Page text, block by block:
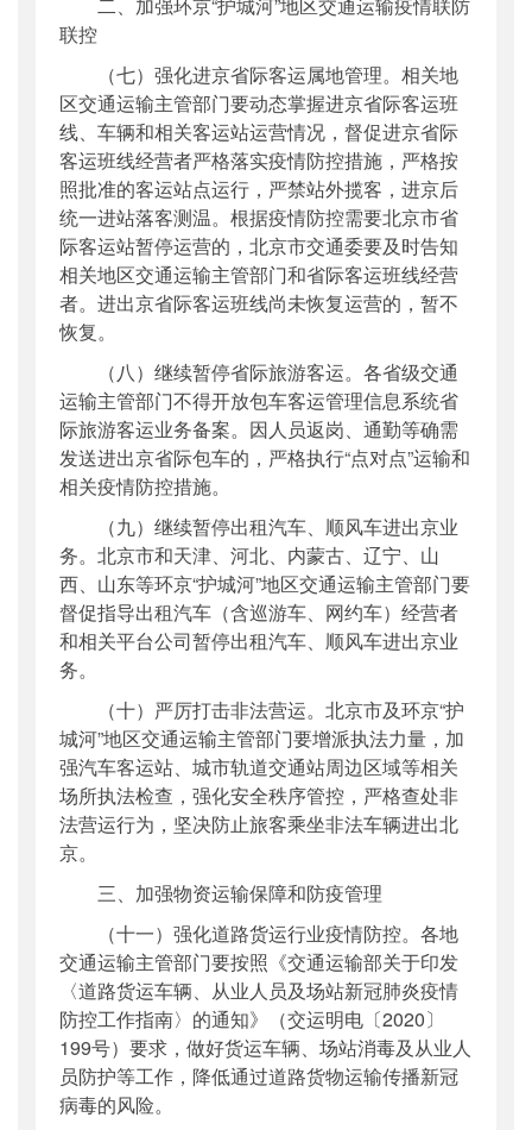
二、加强环京“护城河”地区交通运输疫情联防
联控
（七）强化进京省际客运属地管理。相关地
区交通运输主管部门要动态掌握进京省际客运班
线、车辆和相关客运站运营情况，督促进京省际
客运班线经营者严格落实疫情防控措施，严格按
照批准的客运站点运行，严禁站外揽客，进京后
统一进站落客测温。根据疫情防控需要北京市省
际客运站暂停运营的，北京市交通委要及时告知
相关地区交通运输主管部门和省际客运班线经营
者。进出京省际客运班线尚未恢复运营的，暂不
恢复。
（八）继续暂停省际旅游客运。各省级交通
运输主管部门不得开放包车客运管理信息系统省
际旅游客运业务备案。因人员返岗、通勤等确需
发送进出京省际包车的，严格执行“点对点”运输和
相关疫情防控措施。
（九）继续暂停出租汽车、顺风车进出京业
务。北京市和天津、河北、内蒙古、辽宁、山
西、山东等环京“护城河”地区交通运输主管部门要
督促指导出租汽车（含巡游车、网约车）经营者
和相关平台公司暂停出租汽车、顺风车进出京业
务。
（十）严厉打击非法营运。北京市及环京“护
城河”地区交通运输主管部门要增派执法力量，加
强汽车客运站、城市轨道交通站周边区域等相关
场所执法检查，强化安全秩序管控，严格查处非
法营运行为，坚决防止旅客乘坐非法车辆进出北
京。
三、加强物资运输保障和防疫管理
（十一）强化道路货运行业疫情防控。各地
交通运输主管部门要按照《交通运输部关于印发
〈道路货运车辆、从业人员及场站新冠肺炎疫情
防控工作指南〉的通知》（交运明电〔2020〕
199号）要求，做好货运车辆、场站消毒及从业人
员防护等工作，降低通过道路货物运输传播新冠
病毒的风险。